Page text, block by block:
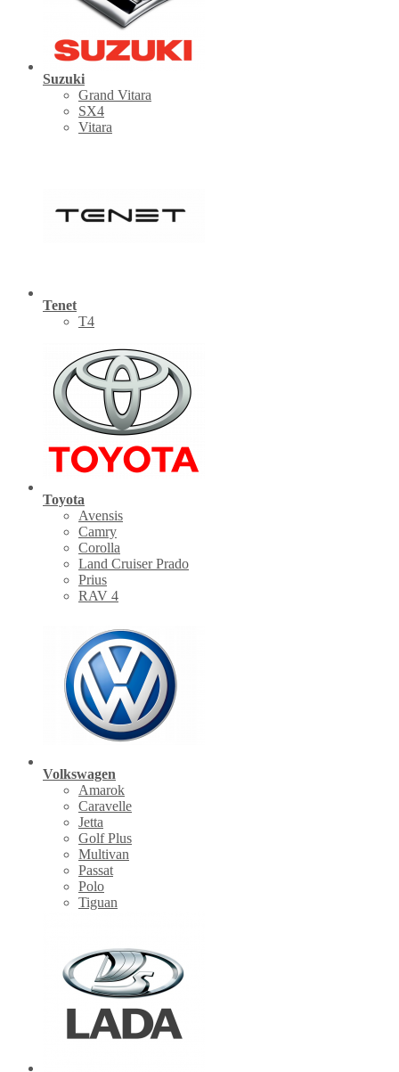
Suzuki
Grand Vitara
SX4
Vitara
Tenet
Т4
Toyota
Avensis
Camry
Corolla
Land Cruiser Prado
Prius
RAV 4
Volkswagen
Amarok
Caravelle
Jetta
Golf Plus
Multivan
Passat
Polo
Tiguan